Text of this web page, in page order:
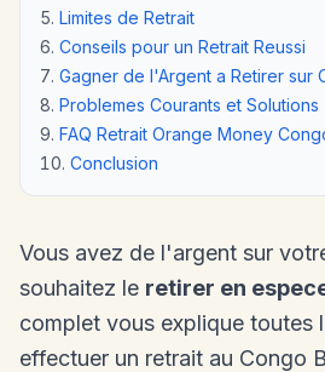
Limites de Retrait
Conseils pour un Retrait Reussi
Gagner de l'Argent a Retirer sur
Problemes Courants et Solutions
FAQ Retrait Orange Money
Conclusion
Vous avez de l'argent sur
souhaitez le retirer en
complet vous explique toutes
effectuer un retrait au Congo